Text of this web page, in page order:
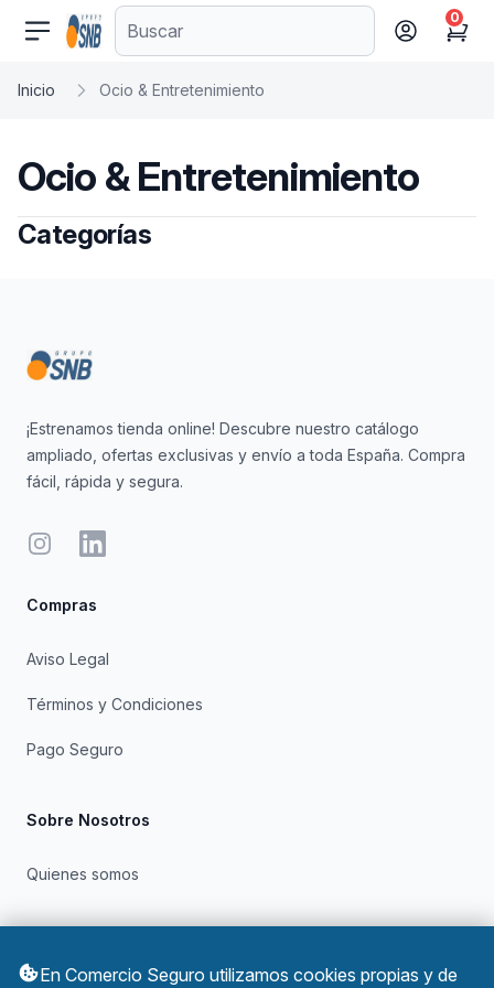
comercioseguro.es
Cart
0
Inicio Ocio & Entretenimiento
Ocio & Entretenimiento
Categorías
¡Estrenamos tienda online! Descubre nuestro catálogo
ampliado, ofertas exclusivas y envío a toda España. Compra
fácil, rápida y segura.
InstagramLinkedIn
Compras
Aviso Legal
Términos y Condiciones
Pago Seguro
Sobre Nosotros
Quienes somos
En Comercio Seguro utilizamos cookies propias y de